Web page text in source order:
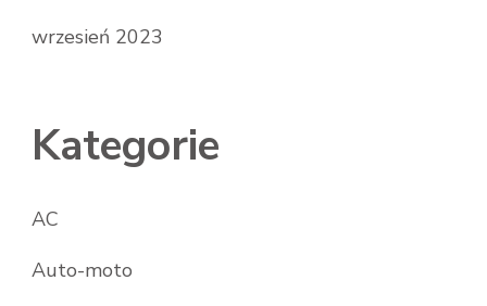
wrzesień 2023
Kategorie
AC
Auto-moto